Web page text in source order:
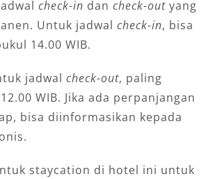
check-in dan check-outyang
Untuk jadwal check-in, bisa
14.00 WIB.
jadwal check-out, paling
WIB. Jika ada perpanjangan
bisa diinformasikan kepada
staycation di hotel ini untuk